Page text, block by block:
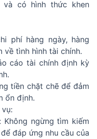
và có hình thức khen
phí hàng ngày, hàng
về tình hình tài chính.
cáo tài chính định kỳ
tiền chặt chẽ để đảm
ổn định.
Không ngừng tìm kiếm
đáp ứng nhu cầu của